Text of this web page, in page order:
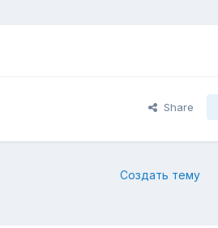
Share
Создать тему